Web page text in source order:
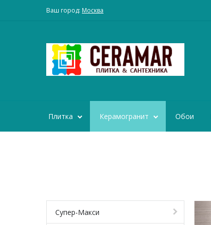
Ваш город: Москва
Плитка Керамогранит Обои
Супер-Макси